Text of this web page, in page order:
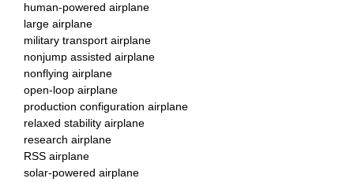
human-powered airplane
large airplane
military transport airplane
nonjump assisted airplane
nonflying airplane
open-loop airplane
production configuration airplane
relaxed stability airplane
research airplane
RSS airplane
solar-powered airplane